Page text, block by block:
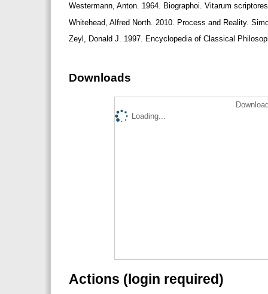
Westermann, Anton. 1964. Biographoi. Vitarum
Whitehead, Alfred North. 2010. Process and Reality.
Zeyl, Donald J. 1997. Encyclopedia of Classical
Downloads
Loading...
Actions (login required)